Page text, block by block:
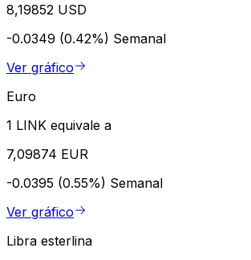
8,19852 USD
-0.0349 (0.42%) Semanal
Ver gráfico
Euro
1 LINK equivale a
7,09874 EUR
-0.0395 (0.55%) Semanal
Ver gráfico
Libra esterlina